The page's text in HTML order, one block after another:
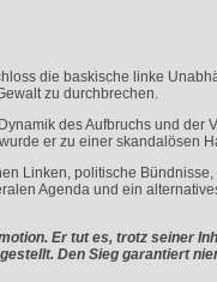
die baskische linke
zu durchbrechen.
des Aufbruchs und der
er zu einer skandalösen
Linken, politische
Agenda und ein
Er tut es, trotz seiner
Den Sieg garantiert